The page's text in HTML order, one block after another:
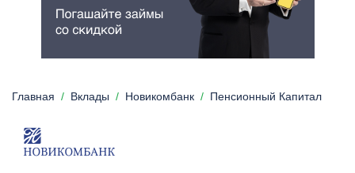
Главная Вклады Новикомбанк Пенсионный Капитал